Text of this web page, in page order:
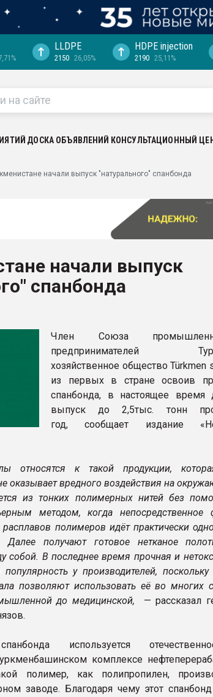
LLDPE
2150 26,05%
HDPE injection
2190 25,11%
ДОСКА ОБЪЯВЛЕНИЙ КОНСУЛЬТАЦИОННЫЙ
начали выпуск "натурального" спанбонда
начали выпуск
спанбонда
Член Союза
предпринимателей
хозяйственное общество Türkmen
из первых в стране освоив
спанбонда, в настоящее время
выпуск до 2,5тыс. тонн
год, сообщает издание
относятся к такой продукции,
оказывает вредного воздействия на
из тонких полимерных нитей без
методом, когда непосредственное
расплавов полимеров идёт практически
получают готовое нетканое
собой. В последнее время прочная и
у производителей, поскольку
позволяют использовать её во многих
до медицинской, — рассказал
используется
комплексе
полимер, как полипропилен,
заводе. Благодаря чему этот